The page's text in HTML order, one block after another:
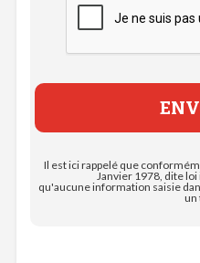
Il est ici rappelé que
Janvier 1978, dite
qu'aucune information saisie
un